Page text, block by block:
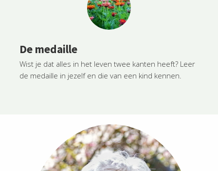
De medaille
Wist je dat alles in het leven twee kanten heeft? Leer
de medaille in jezelf en die van een kind kennen.